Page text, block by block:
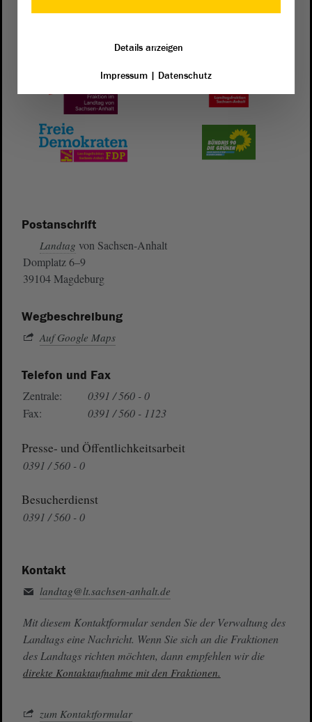
Postanschrift
Landtag von Sachsen-Anhalt
Domplatz 6–9
39104 Magdeburg
Wegbeschreibung
Auf Google Maps
Telefon und Fax
Zentrale:
0391 / 560 - 0
Fax:
0391 / 560 - 1123
Presse- und Öffentlichkeitsarbeit
0391 / 560 - 0
Besucherdienst
0391 / 560 - 0
Kontakt
landtag@lt.sachsen-anhalt.de
Mit diesem Kontaktformular senden Sie der Verwaltung des
Landtags eine Nachricht. Wenn Sie sich an die Fraktionen
des Landtags richten möchten, dann empfehlen wir die
direkte Kontaktaufnahme mit den Fraktionen.
zum Kontaktformular
Details anzeigen
Impressum| Datenschutz